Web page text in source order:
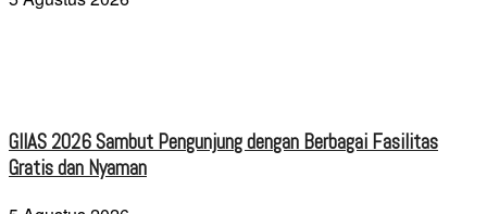
GIIAS 2026 Sambut Pengunjung dengan Berbagai Fasilitas
Gratis dan Nyaman